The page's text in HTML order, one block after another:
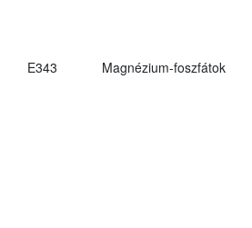
E343 Magnézium-foszfátok